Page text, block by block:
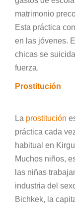
matrimonio
Esta práctica
en las jóvenes.
chicas se
fuerza.
Prostitución
La prostitución
práctica cada
habitual en
Muchos niños,
las niñas
industria del
Bichkek, la